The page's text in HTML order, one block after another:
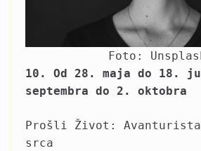
Foto:
10. Od 28. maja do 18.
septembra do 2. oktobra
Prošli Život: Avanturista
srca